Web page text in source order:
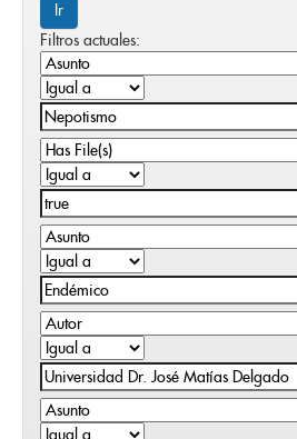
Filtros actuales: